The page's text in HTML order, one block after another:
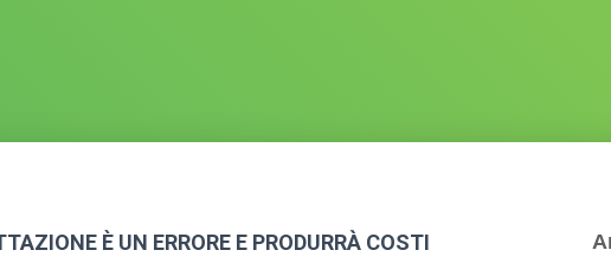
È UN ERRORE E PRODURRÀ COSTI